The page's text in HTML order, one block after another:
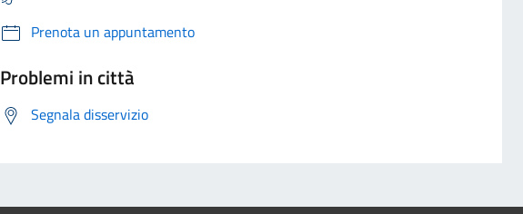
Prenota un appuntamento
Problemi in città
Segnala disservizio